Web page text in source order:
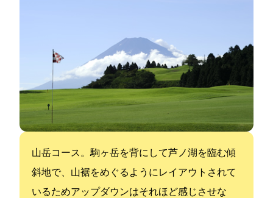
山岳コース。駒ヶ岳を背にして芦ノ湖を臨む傾
斜地で、山裾をめぐるようにレイアウトされて
いるためアップダウンはそれほど感じさせな